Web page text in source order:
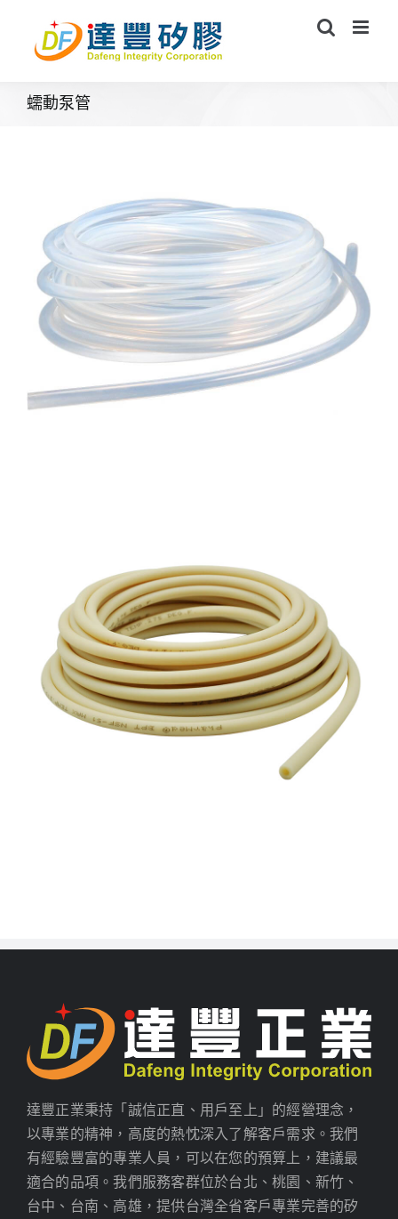
content
蠕動泵管
達豐正業秉持「誠信正直、用戶至上」的經營理念，
以專業的精神，高度的熱忱深入了解客戶需求。我們
有經驗豐富的專業人員，可以在您的預算上，建議最
適合的品項。我們服務客群位於台北、桃園、新竹、
台中、台南、高雄，提供台灣全省客戶專業完善的矽